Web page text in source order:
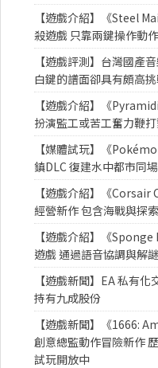
【遊戲介紹】《Steel
殺遊戲 只靠兩鍵操作動
【遊戲評測】台灣國產
白鍵的譜面卻具有頗高
【遊戲介紹】《
扮演監工或苦工奮力鞭
【媒體試玩】《
鎮DLC 復建水中都市同
【遊戲介紹】《Corsair
經營新作 包含海戰與探
【遊戲介紹】《
遊戲 通過語音協調與解
【遊戲新聞】EA 私有
持有九成股份
【遊戲新聞】《1666:
創意總監動作冒險新作
試玩開放中